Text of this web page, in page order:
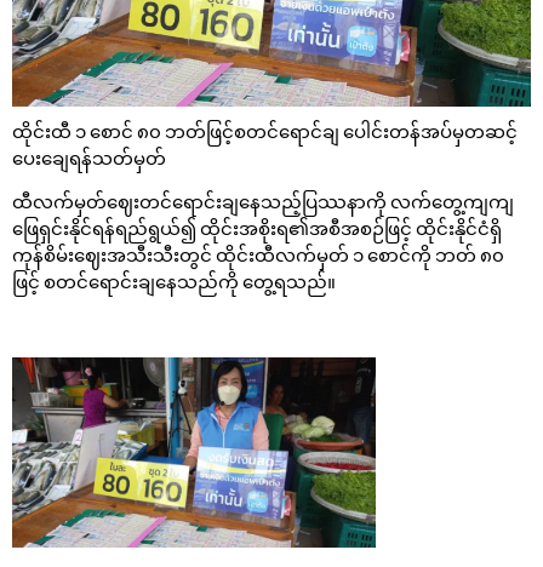
ထိုင်းထီ ၁ စောင် ၈၀ ဘတ်ဖြင့်စတင်ရောင်ချ ပေါင်းတန်အပ်မှတဆင့်
ပေးချေရန်သတ်မှတ်
ထီလက်မှတ်ဈေးတင်ရောင်းချနေသည့်ပြဿနာကို လက်တွေ့ကျကျ
ဖြေရှင်းနိုင်ရန်ရည်ရွယ်၍ ထိုင်းအစိုးရ၏အစီအစဉ်ဖြင့် ထိုင်းနိုင်ငံရှိ
ကုန်စိမ်းဈေးအသီးသီးတွင် ထိုင်းထီလက်မှတ် ၁ စောင်ကို ဘတ် ၈၀
ဖြင့် စတင်ရောင်းချနေသည်ကို တွေ့ရသည်။